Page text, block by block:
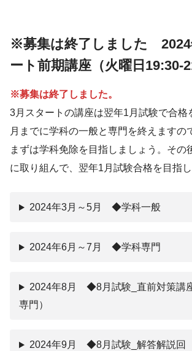
※募集は終了しました 2024
ート前期講座（火曜日19:30-
※募集は終了しました。
3月スタートの講座は翌年1月試験で合格
月までに学科の一般と専門を終えますの
まずは学科免除を目指しましょう。その
に取り組んで、翌年1月試験合格を目指し
2024年3月～5月 ◆学科一般
2024年6月～7月 ◆学科専門
2024年8月 ◆8月試験_直前対策講
専門）
2024年9月 ◆8月試験_解答解説回